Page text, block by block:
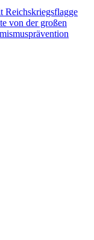
Reichskriegsflagge
von der großen